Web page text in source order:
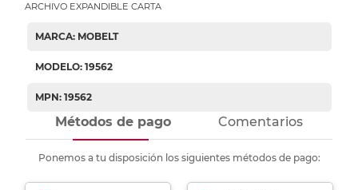
ARCHIVO EXPANDIBLE CARTA
MARCA: MOBELT
MODELO: 19562
MPN: 19562
Métodos de pago Comentarios
Ponemos a tu disposición los siguientes métodos de pago: